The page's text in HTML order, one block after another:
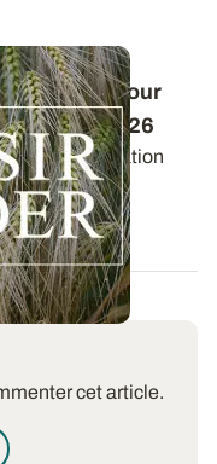
guides pour
2026
de fertilisation
cet article.